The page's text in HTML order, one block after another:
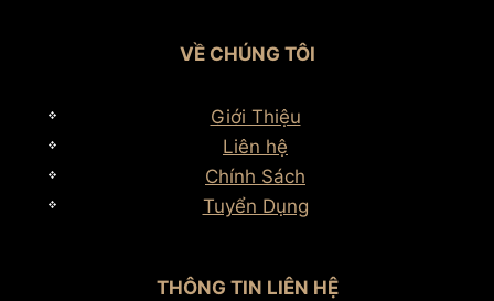
VỀ CHÚNG TÔI
Giới Thiệu
Liên hệ
Chính Sách
Tuyển Dụng
THÔNG TIN LIÊN HỆ